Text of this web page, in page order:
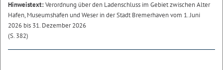
Hinweistext:Verordnung über den Ladenschluss im Gebiet zwischen Alter
Hafen, Museumshafen und Weser in der Stadt Bremerhaven vom 1. Juni
2026 bis 31. Dezember 2026
(S. 382)